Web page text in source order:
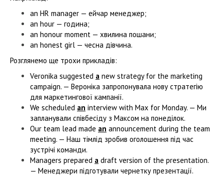
an HR manager — ейчар менеджер;
an hour — година;
an honour moment — хвилина пошани;
an honest girl — чесна дівчина.
Розглянемо ще трохи прикладів:
Veronika suggested a new strategy for the marketing
campaign. — Вероніка запропонувала нову стратегію
для маркетингової кампанії.
We scheduled an interview with Max for Monday. — Ми
запланували співбесіду з Максом на понеділок.
Our team lead made an announcement during the team
meeting. — Наш тімлід зробив оголошення під час
зустрічі команди.
Managers prepared a draft version of the presentation.
— Менеджери підготували чернетку презентації.